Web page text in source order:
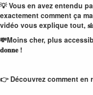
💡 Vous en avez entendu
exactement comment ça
vidéo vous explique tout,
💸Moins cher, plus
𝐝𝐨𝐧𝐧𝐞 !
👉 Découvrez comment en